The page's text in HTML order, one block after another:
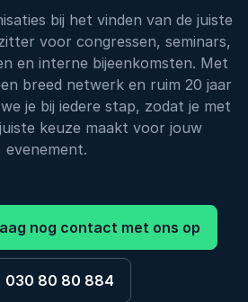
bij het vinden van de juiste
voor congressen, seminars,
en interne bijeenkomsten. Met
breed netwerk en ruim 20 jaar
je bij iedere stap, zodat je met
keuze maakt voor jouw
evenement.
nog contact met ons op
030 80 80 884